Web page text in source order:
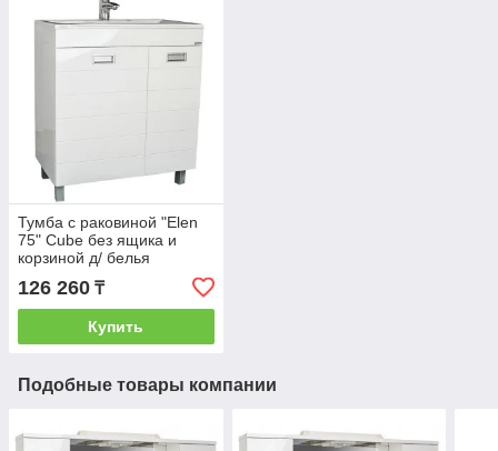
Тумба с раковиной "Elen
75" Cube без ящика и
корзиной д/ белья
126 260 ₸
Купить
Подобные товары компании